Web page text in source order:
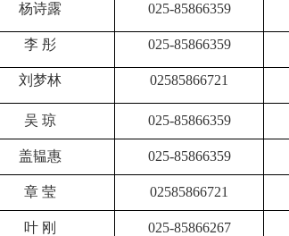
杨诗露 025-85866359
李 彤 025-85866359
刘梦林 02585866721
吴 琼 025-85866359
盖韫惠 025-85866359
章 莹 02585866721
叶 刚 025-85866267